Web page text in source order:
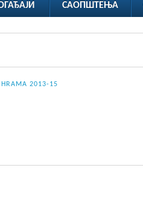
САОПШТЕЊА
HRAMA 2013-15